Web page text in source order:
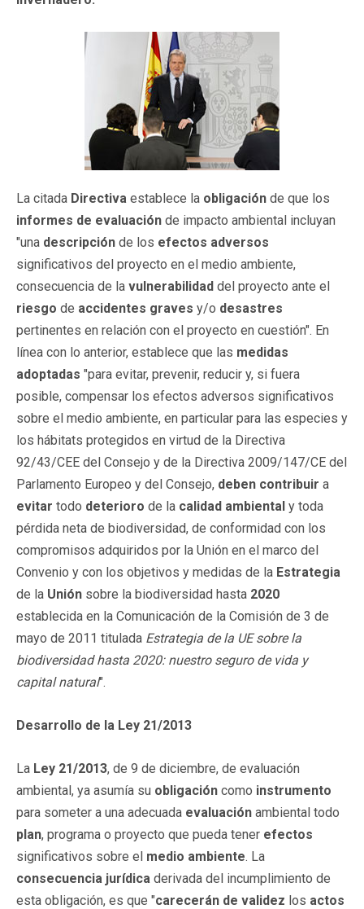
La citada Directiva establece la obligación de que los
informes de evaluación de impacto ambiental incluyan
"una descripción de los efectos adversos
significativos del proyecto en el medio ambiente,
consecuencia de la vulnerabilidad del proyecto ante el
riesgo de accidentes graves y/o desastres
pertinentes en relación con el proyecto en cuestión". En
línea con lo anterior, establece que las medidas
adoptadas "para evitar, prevenir, reducir y, si fuera
posible, compensar los efectos adversos significativos
sobre el medio ambiente, en particular para las especies y
los hábitats protegidos en virtud de la Directiva
92/43/CEE del Consejo y de la Directiva 2009/147/CE del
Parlamento Europeo y del Consejo, deben contribuir a
evitar todo deterioro de la calidad ambiental y toda
pérdida neta de biodiversidad, de conformidad con los
compromisos adquiridos por la Unión en el marco del
Convenio y con los objetivos y medidas de la Estrategia
de la Unión sobre la biodiversidad hasta 2020
establecida en la Comunicación de la Comisión de 3 de
mayo de 2011 titulada Estrategia de la UE sobre la
biodiversidad hasta 2020: nuestro seguro de vida y
capital natural".
Desarrollo de la Ley 21/2013
La Ley 21/2013, de 9 de diciembre, de evaluación
ambiental, ya asumía su obligación como instrumento
para someter a una adecuada evaluación ambiental todo
plan, programa o proyecto que pueda tener efectos
significativos sobre el medio ambiente. La
consecuencia jurídica derivada del incumplimiento de
esta obligación, es que "carecerán de validez los actos